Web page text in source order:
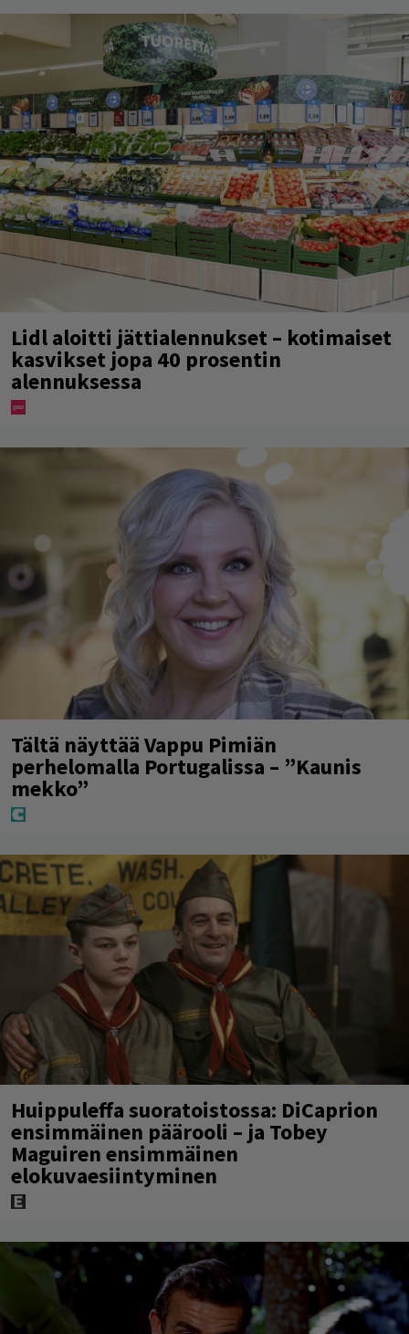
Lidl aloitti jättialennukset – kotimaiset
kasvikset jopa 40 prosentin
alennuksessa
Tältä näyttää Vappu Pimiän
perhelomalla Portugalissa – ”Kaunis
mekko”
Huippuleffa suoratoistossa: DiCaprion
ensimmäinen päärooli – ja Tobey
Maguiren ensimmäinen
elokuvaesiintyminen